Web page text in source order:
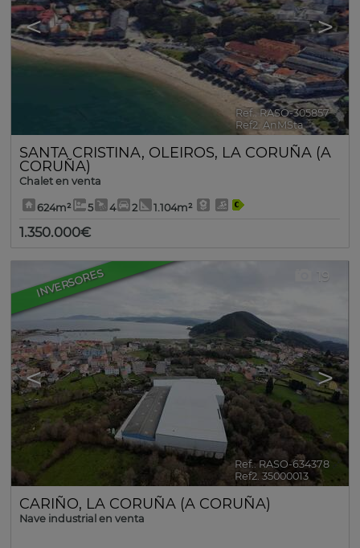
< >
Ref.. RASO-305857 🔗
Ref2. AnMSta
SANTA CRISTINA, OLEIROS, LA CORUÑA (A
CORUÑA)
Chalet en venta
624m² 5 4 2 1.104m²
1.350.000€
INVERSORES
< >
19
Ref.. RASO-634378 🔗
Ref2. 35000013
CARIÑO, LA CORUÑA (A CORUÑA)
Nave industrial en venta